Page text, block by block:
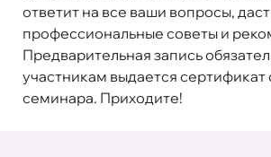
ответит на все ваши вопросы, даст
профессиональные советы и
Предварительная запись
участникам выдается
семинара. Приходите!